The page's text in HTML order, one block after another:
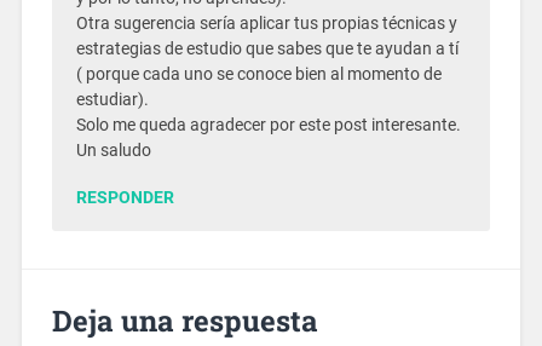
Otra sugerencia sería aplicar tus propias técnicas y
estrategias de estudio que sabes que te ayudan a tí
( porque cada uno se conoce bien al momento de
estudiar).
Solo me queda agradecer por este post interesante.
Un saludo
RESPONDER
Deja una respuesta